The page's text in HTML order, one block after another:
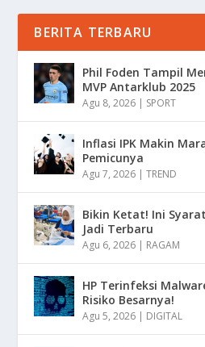
BERITA TERBARU
Phil Foden Tampil
MVP Antarklub 2025
Agu 8, 2026 | SPORT
Inflasi IPK Makin
Pemicunya
Agu 7, 2026 |TREND
Bikin Ketat! Ini
Jadi Terbaru
Agu 6, 2026 | RAGAM
HP Terinfeksi
Risiko Besarnya!
Agu 5, 2026 | DIGITAL